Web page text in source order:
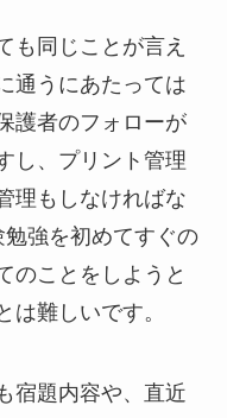
も同じことが言え
通うにあたっては
護者のフォローが
し、プリント管理
理もしなければな
強を初めてすぐの
のことをしようと
は難しいです。
宿題内容や、直近